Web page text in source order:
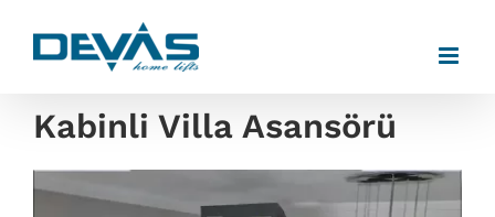
content
Kabinli Villa Asansörü